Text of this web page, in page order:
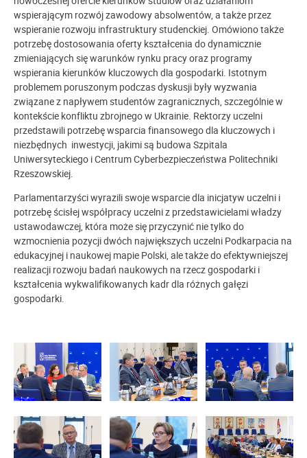
wspierającym rozwój zawodowy absolwentów, a także przez
wspieranie rozwoju infrastruktury studenckiej. Omówiono także
potrzebę dostosowania oferty kształcenia do dynamicznie
zmieniających się warunków rynku pracy oraz programy
wspierania kierunków kluczowych dla gospodarki. Istotnym
problemem poruszonym podczas dyskusji były wyzwania
związane z napływem studentów zagranicznych, szczególnie w
kontekście konfliktu zbrojnego w Ukrainie. Rektorzy uczelni
przedstawili potrzebę wsparcia finansowego dla kluczowych i
niezbędnych inwestycji, jakimi są budowa Szpitala
Uniwersyteckiego i Centrum Cyberbezpieczeństwa Politechniki
Rzeszowskiej.
Parlamentarzyści wyrazili swoje wsparcie dla inicjatyw uczelni i
potrzebę ścisłej współpracy uczelni z przedstawicielami władzy
ustawodawczej, która może się przyczynić nie tylko do
wzmocnienia pozycji dwóch największych uczelni Podkarpacia na
edukacyjnej i naukowej mapie Polski, ale także do efektywniejszej
realizacji rozwoju badań naukowych na rzecz gospodarki i
kształcenia wykwalifikowanych kadr dla różnych gałęzi
gospodarki.